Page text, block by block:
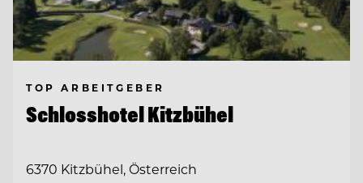
TOP ARBEITGEBER
Schlosshotel Kitzbühel
6370 Kitzbühel, Österreich